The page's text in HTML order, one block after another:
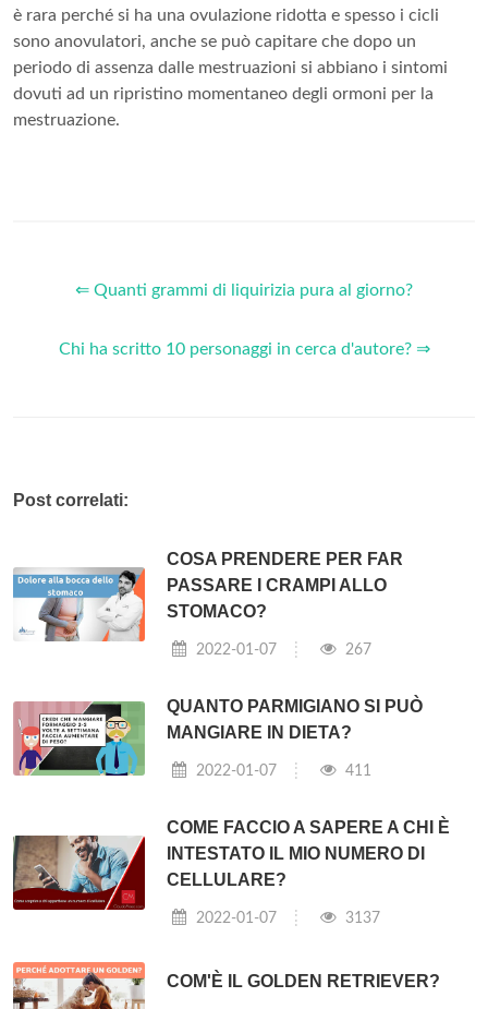
è rara perché si ha una ovulazione ridotta e spesso i cicli
sono anovulatori, anche se può capitare che dopo un
periodo di assenza dalle mestruazioni si abbiano i sintomi
dovuti ad un ripristino momentaneo degli ormoni per la
mestruazione.
⇐ Quanti grammi di liquirizia pura al giorno?
Chi ha scritto 10 personaggi in cerca d'autore? ⇒
Post correlati:
COSA PRENDERE PER FAR
PASSARE I CRAMPI ALLO
STOMACO?
2022-01-07 267
QUANTO PARMIGIANO SI PUÒ
MANGIARE IN DIETA?
2022-01-07 411
COME FACCIO A SAPERE A CHI È
INTESTATO IL MIO NUMERO DI
CELLULARE?
2022-01-07 3137
COM'È IL GOLDEN RETRIEVER?